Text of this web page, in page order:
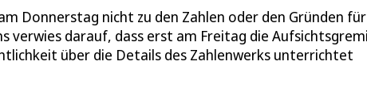
Donnerstag nicht zu den Zahlen oder den Gründen
verwies darauf, dass erst am Freitag die
über die Details des Zahlenwerks unterrichtet